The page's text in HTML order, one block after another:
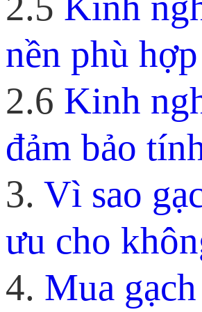
nền phù
2.6 Kinh
đảm bảo
3. Vì sao
ưu cho
4. Mua